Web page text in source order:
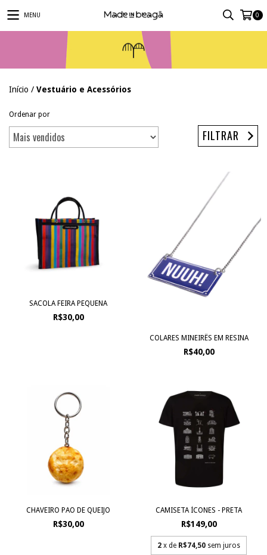
MENU 0
Início / Vestuário e Acessórios
Ordenar por
FILTRAR
SACOLA FEIRA PEQUENA
R$30,00
COLARES MINEIRÊS EM RESINA
R$40,00
CHAVEIRO PAO DE QUEIJO
R$30,00
CAMISETA ÍCONES - PRETA
R$149,00
2 x de R$74,50 sem juros